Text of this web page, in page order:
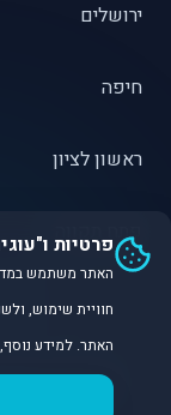
ירושלים
חיפה
ראשון לציון
פתח תקווה
©
פלטפורמת
פרטיות
האתר משתמש
חוויית שימוש,
האתר. למידע נוסף,